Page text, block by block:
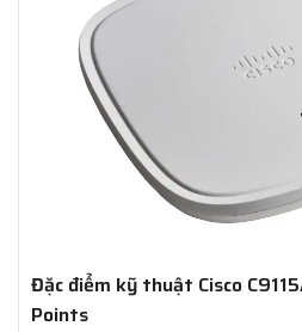
Đặc điểm kỹ thuật Cisco
Points